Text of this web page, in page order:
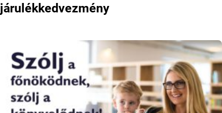
járulékkedvezmény